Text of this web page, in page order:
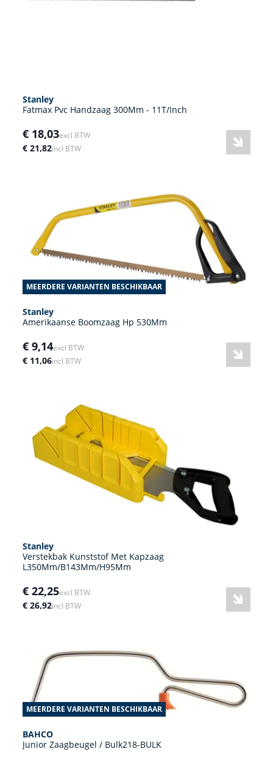
Stanley
Fatmax Pvc Handzaag 300Mm - 11T/Inch
€ 18,03excl BTW
€ 21,82incl BTW
MEERDERE VARIANTEN BESCHIKBAAR
Stanley
Amerikaanse Boomzaag Hp 530Mm
€ 9,14excl BTW
€ 11,06incl BTW
Stanley
Verstekbak Kunststof Met Kapzaag
L350Mm/B143Mm/H95Mm
€ 22,25excl BTW
€ 26,92incl BTW
MEERDERE VARIANTEN BESCHIKBAAR
BAHCO
Junior Zaagbeugel / Bulk218-BULK